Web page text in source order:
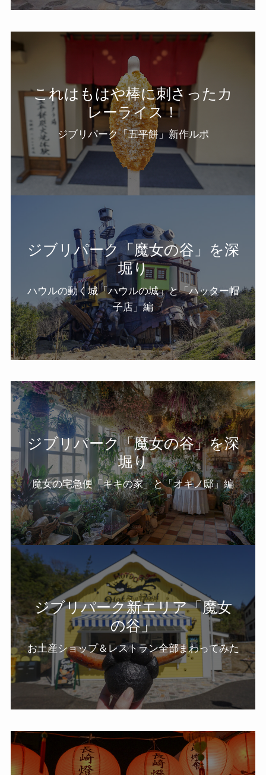
これはもはや棒に刺さったカ
レーライス！
ジブリパーク「五平餅」新作ルポ
ジブリパーク「魔女の谷」を深
堀り
ハウルの動く城「ハウルの城」と「ハッター帽
子店」編
ジブリパーク「魔女の谷」を深
堀り
魔女の宅急便「キキの家」と「オキノ邸」編
ジブリパーク新エリア「魔女
の谷」
お土産ショップ＆レストラン全部まわってみた